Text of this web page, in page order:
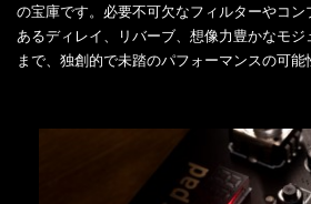
の宝庫です。必要不可欠なフィルターやコ
あるディレイ、リバーブ、想像力豊かなモジ
まで、独創的で未踏のパフォーマンスの可能